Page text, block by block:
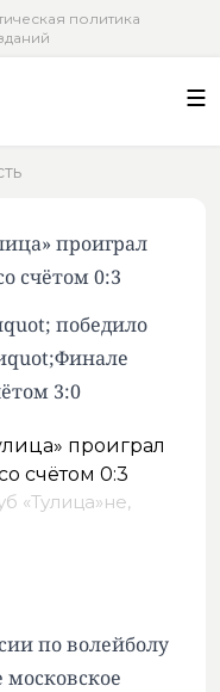
политика
проиграл
счётом 0:3
победило
3:0
«Тулица»не,
по волейболу